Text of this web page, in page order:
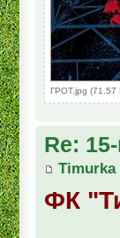
ГРОТ.jpg (71.57
Re:
Timurka
ФК